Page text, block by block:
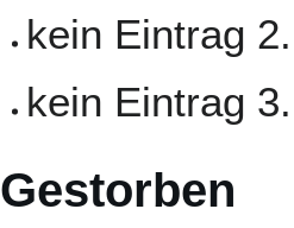
kein Eintrag
kein Eintrag
Gestorben